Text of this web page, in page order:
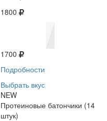
1800
1700
Подробности
Выбрать вкус
NEW
Протеиновые батончики (14
штук)